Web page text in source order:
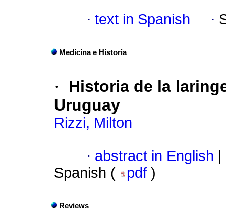
· text in Spanish ·
Medicina e Historia
·
Historia de la
Uruguay
Rizzi, Milton
· abstract in English
Spanish (
pdf )
Reviews